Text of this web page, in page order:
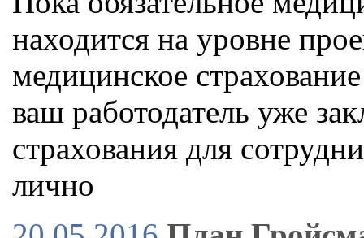
находится на уровне
медицинское
ваш работодатель уже
страхования для
лично